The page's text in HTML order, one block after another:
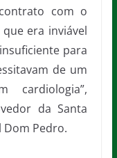
com o
era inviável
para
de um
cardiologia”,
da Santa
Dom Pedro.